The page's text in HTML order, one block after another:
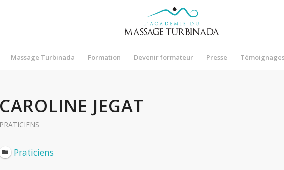
Massage Turbinada Formation Devenir formateur Presse
CAROLINE JEGAT
PRATICIENS
Praticiens